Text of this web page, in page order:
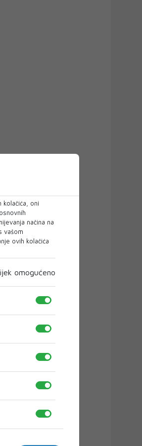
oni
načina na
vašom
ovih kolačića
omogućeno